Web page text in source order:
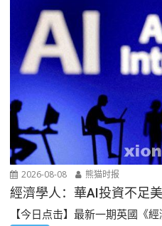
2026-08-08 熊猫时报
經濟學人：華AI投資不足
【今日点击】最新一期英國《經